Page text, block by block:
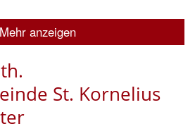
Mehr anzeigen
St. Kornelius